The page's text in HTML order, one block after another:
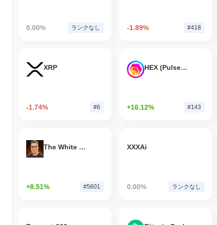
0.00% ランクなし -1.89% #418
XRP
-1.74% #6
HEX (Pulsechain)
+16.12% #143
The White Bull
+8.51% #5601
XXXAi
0.00% ランクなし